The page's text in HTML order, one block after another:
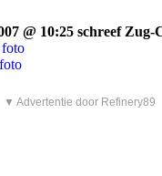
@ 10:25 schreef Zug-
foto
foto
▼ Advertentie door Refinery89